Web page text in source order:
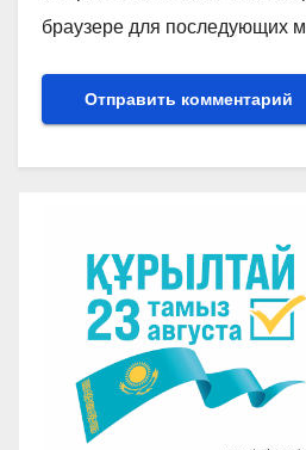
браузере для последующих